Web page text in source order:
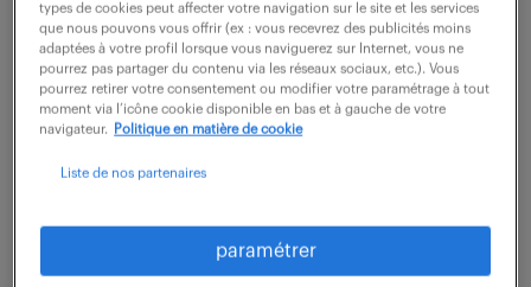
Chargé de solutions indemnisation H/F inspirant·e
Vous serez responsable d'accompagner et de
rassurer les clients en gérant efficacement leurs
ayant subi un sinistre automobile
- Assurer l'ouverture, le suivi, et la gestion
types de cookies peut affecter votre navigation sur le site et les services
que nous pouvons vous offrir (ex : vous recevrez des publicités moins
adaptées à votre profil lorsque vous naviguerez sur Internet, vous ne
pourrez pas partager du contenu via les réseaux sociaux, etc.). Vous
pourrez retirer votre consentement ou modifier votre paramétrage à tout
moment via l’icône cookie disponible en bas et à gauche de votre
navigateur.
Politique en matière de cookie
Liste de nos partenaires
paramétrer